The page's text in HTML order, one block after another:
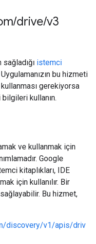
/drive/v3
istemci
bu hizmeti
kullanması gerekiyorsa
kullanın.
ve kullanmak için
Google
kitaplıkları, IDE
için kullanılır. Bir
Bu hizmet,
discovery/v1/apis/driv